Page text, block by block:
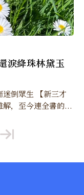
淚絳珠林黛玉
【新三才
，至今連全書的...